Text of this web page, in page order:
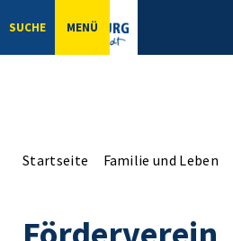
SUCHE MENÜ
Startseite Familie und Leben